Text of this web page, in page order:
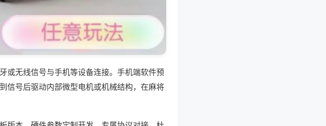
或无线信号与手机等设备连接。手机端软件预
信号后驱动内部微型电机或机械结构，在麻将